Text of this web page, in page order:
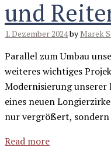
und
1. Dezember 2024byMarek
Parallel zum Umbau
weiteres wichtiges
Modernisierung
eines neuen
nur vergrößert, sondern
Read more